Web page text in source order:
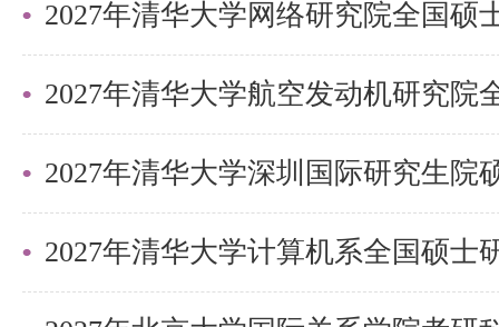
2027年清华大学深圳国际研究生院